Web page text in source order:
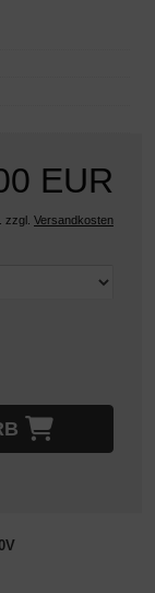
EUR
zzgl. Versandkosten